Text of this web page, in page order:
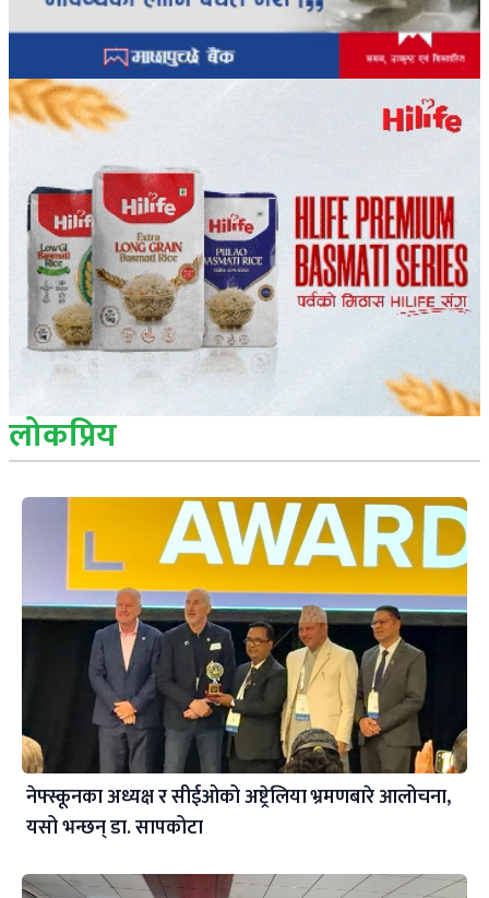
लोकप्रिय
नेफ्स्कूनका अध्यक्ष र सीईओको अष्ट्रेलिया भ्रमणबारे आलोचना,
यसो भन्छन् डा‍. सापकोटा